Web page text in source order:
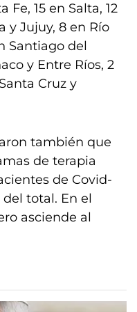
Fe, 15 en Salta, 12
y Jujuy, 8 en Río
Santiago del
y Entre Ríos, 2
Cruz y
también que
de terapia
de Covid-
total. En el
asciende al